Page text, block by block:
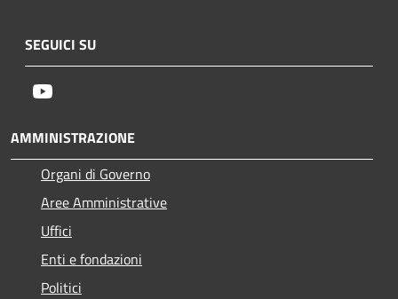
SEGUICI SU
AMMINISTRAZIONE
Organi di Governo
Aree Amministrative
Uffici
Enti e fondazioni
Politici